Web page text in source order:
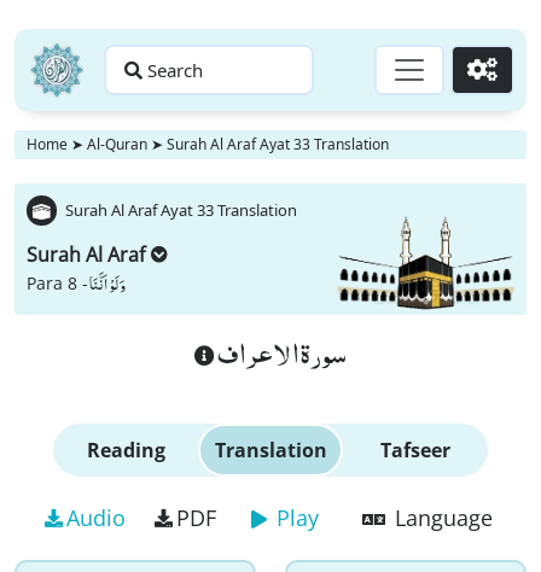
Search Go
Home ➤ Al-Quran ➤ Surah Al Araf Ayat 33 Translation
Surah Al Araf Ayat 33 Translation
Surah Al Araf
Para 8 -وَ لَوْ اَنَّنَا
سورة الاعراف
Reading Translation Tafseer
Audio PDF Play Language